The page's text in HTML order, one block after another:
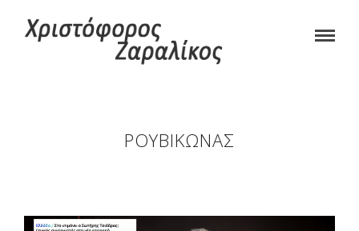
ΡΟΥΒΊΚΩΝΑΣ